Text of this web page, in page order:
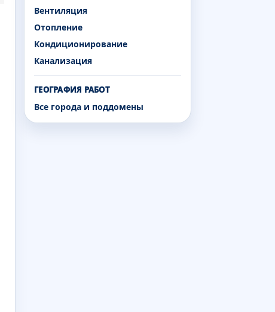
Вентиляция
Отопление
Кондиционирование
Канализация
ГЕОГРАФИЯ РАБОТ
Все города и поддомены